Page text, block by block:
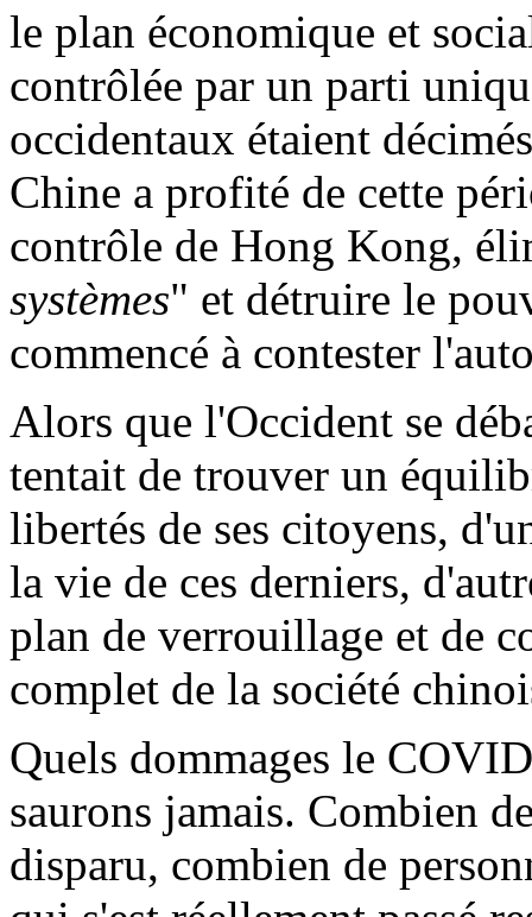
le plan économique et
contrôlée par un parti
occidentaux étaient
Chine a profité de cette
contrôle de Hong Kong,
systèmes" et détruire le
commencé à contester
Alors que l'Occident se
tentait de trouver un
libertés de ses citoyens,
la vie de ces derniers,
plan de verrouillage et de
complet de la société
Quels dommages le
saurons jamais. Combien
disparu, combien de